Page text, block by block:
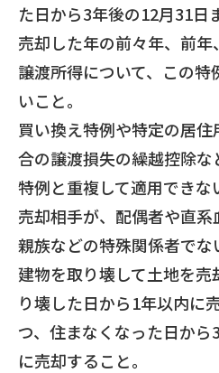
た日から3年後の12月31日
売却した年の前々年、前
譲渡所得について、この特
いこと。
買い換え特例や特定の居
合の譲渡損失の繰越控除
特例と重複して適用できな
売却相手が、配偶者や直
親族などの特殊関係者でな
建物を取り壊して土地を
り壊した日から1年以内に
つ、住まなくなった日か
に売却すること。